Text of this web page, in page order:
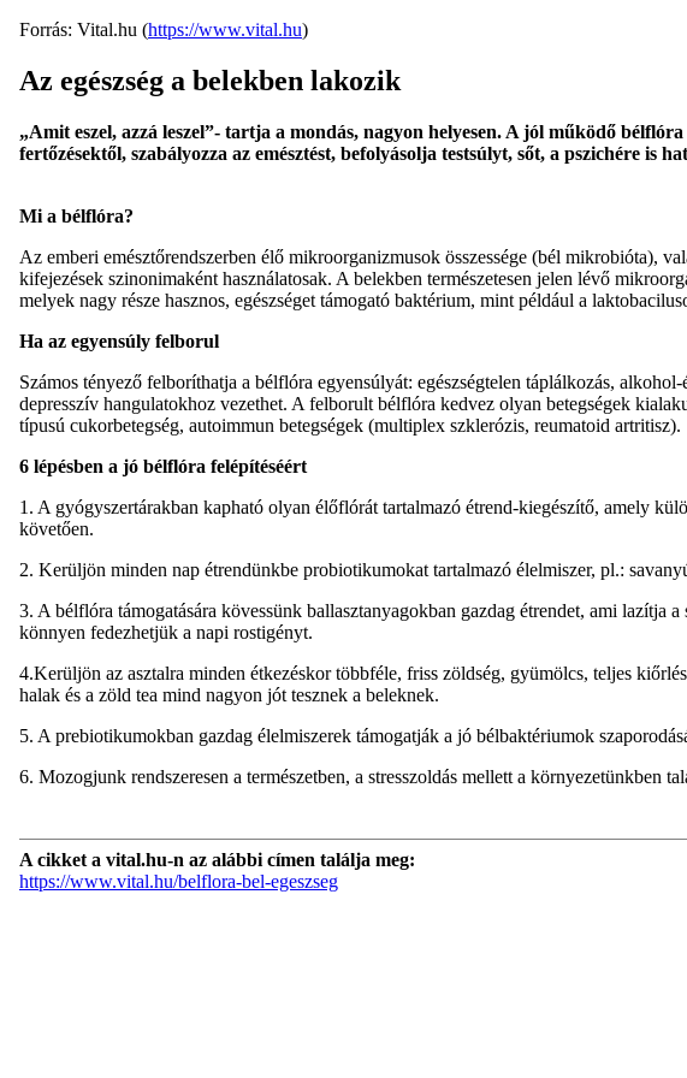
Forrás: Vital.hu (https://www.vital.hu)
Az egészség a belekben lakozik
„Amit eszel, azzá leszel”- tartja a mondás, nagyon helyesen. A jól működő
fertőzésektől, szabályozza az emésztést, befolyásolja testsúlyt, sőt, a pszichére is
Mi a bélflóra?
Az emberi emésztőrendszerben élő mikroorganizmusok összessége (bél
kifejezések szinonimaként használatosak. A belekben természetesen jelen lévő
melyek nagy része hasznos, egészséget támogató baktérium, mint például a
Ha az egyensúly felborul
Számos tényező felboríthatja a bélflóra egyensúlyát: egészségtelen táplálkozás,
depresszív hangulatokhoz vezethet. A felborult bélflóra kedvez olyan betegségek
típusú cukorbetegség, autoimmun betegségek (multiplex szklerózis, reumatoid artritisz).
6 lépésben a jó bélflóra felépítéséért
1. A gyógyszertárakban kapható olyan élőflórát tartalmazó étrend-kiegészítő, amely
követően.
2. Kerüljön minden nap étrendünkbe probiotikumokat tartalmazó élelmiszer, pl.:
3. A bélflóra támogatására kövessünk ballasztanyagokban gazdag étrendet, ami lazítja
könnyen fedezhetjük a napi rostigényt.
4.Kerüljön az asztalra minden étkezéskor többféle, friss zöldség, gyümölcs, teljes
halak és a zöld tea mind nagyon jót tesznek a beleknek.
5. A prebiotikumokban gazdag élelmiszerek támogatják a jó bélbaktériumok
6. Mozogjunk rendszeresen a természetben, a stresszoldás mellett a környezetünkben
A cikket a vital.hu-n az alábbi címen találja meg:
https://www.vital.hu/belflora-bel-egeszseg